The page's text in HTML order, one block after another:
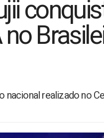
nacional realizado no